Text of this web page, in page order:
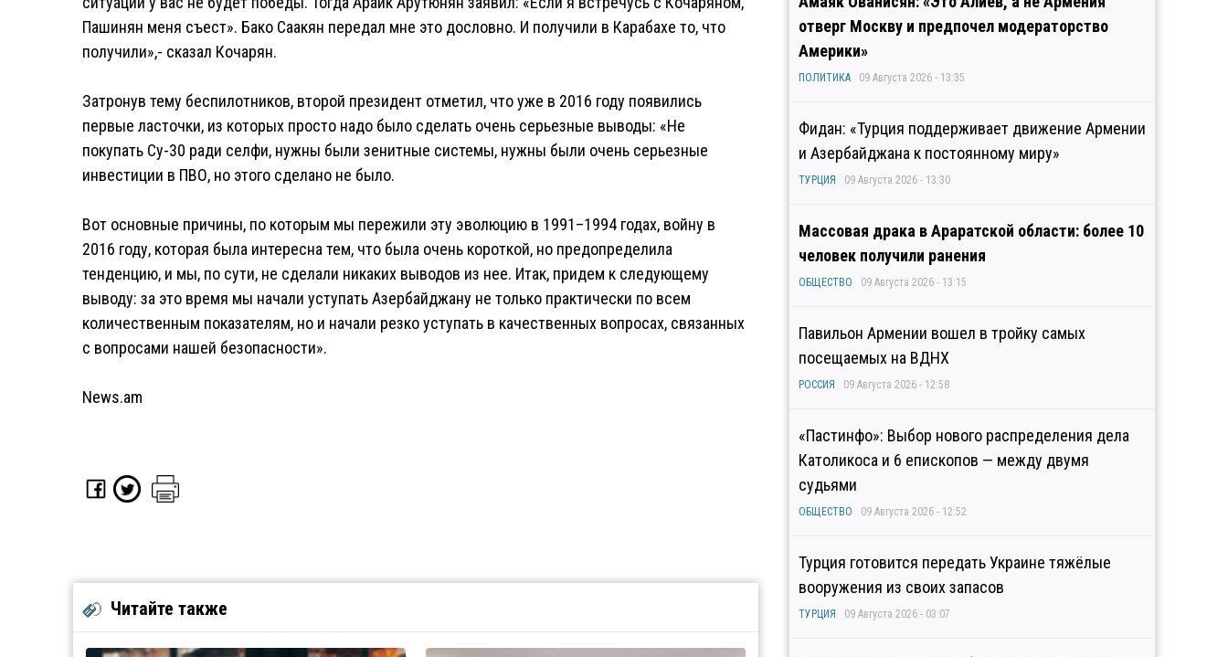
Пашинян меня съест». Бако Саакян передал мне это дословно. И получили в Карабахе то, что
получили»,- сказал Кочарян.
Затронув тему беспилотников, второй президент отметил, что уже в 2016 году появились
первые ласточки, из которых просто надо было сделать очень серьезные выводы: «Не
покупать Су-30 ради селфи, нужны были зенитные системы, нужны были очень серьезные
инвестиции в ПВО, но этого сделано не было.
Вот основные причины, по которым мы пережили эту эволюцию в 1991–1994 годах, войну в
2016 году, которая была интересна тем, что была очень короткой, но предопределила
тенденцию, и мы, по сути, не сделали никаких выводов из нее. Итак, придем к следующему
выводу: за это время мы начали уступать Азербайджану не только практически по всем
количественным показателям, но и начали резко уступать в качественных вопросах, связанных
с вопросами нашей безопасности».
News.am
Читайте также
отверг Москву и предпочел модераторство
Америки»
ПОЛИТИКА 09 Августа 2026 - 13:35
Фидан: «Турция поддерживает движение Армении
и Азербайджана к постоянному миру»
ТУРЦИЯ 09 Августа 2026 - 13:30
Массовая драка в Араратской области: более 10
человек получили ранения
ОБЩЕСТВО 09 Августа 2026 - 13:15
Павильон Армении вошел в тройку самых
посещаемых на ВДНХ
РОССИЯ 09 Августа 2026 - 12:58
«Пастинфо»: Выбор нового распределения дела
Католикоса и 6 епископов — между двумя
судьями
ОБЩЕСТВО 09 Августа 2026 - 12:52
Турция готовится передать Украине тяжёлые
вооружения из своих запасов
ТУРЦИЯ 09 Августа 2026 - 03:07